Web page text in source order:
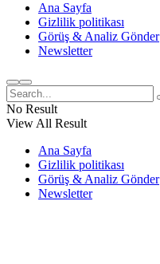
Ana Sayfa
Gizlilik politikası
Görüş & Analiz Gönder
Newsletter
No Result
View All Result
Ana Sayfa
Gizlilik politikası
Görüş & Analiz Gönder
Newsletter